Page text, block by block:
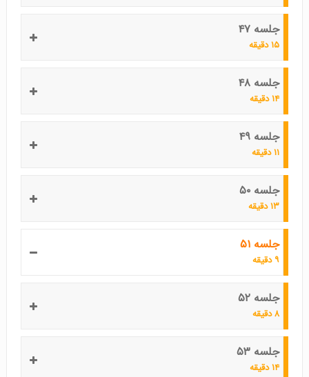
جلسه ۴۷
۱۵ دقیقه
جلسه ۴۸
۱۴ دقیقه
جلسه ۴۹
۱۱ دقیقه
جلسه ۵۰
۱۳ دقیقه
جلسه ۵۱
۹ دقیقه
جلسه ۵۲
۸ دقیقه
جلسه ۵۳
۱۴ دقیقه